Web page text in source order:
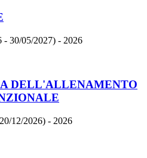
- 30/05/2027) - 2026
DELL'ALLENAMENTO
12/2026) - 2026